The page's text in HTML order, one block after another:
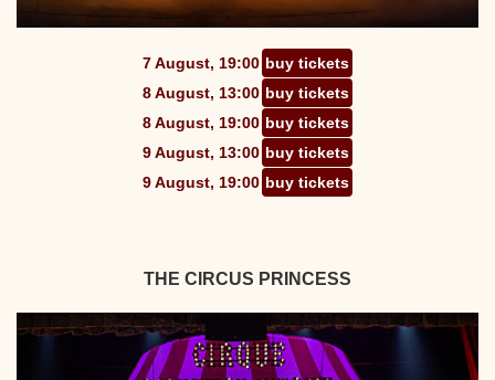
7 August, 19:00 buy tickets
8 August, 13:00 buy tickets
8 August, 19:00 buy tickets
9 August, 13:00 buy tickets
9 August, 19:00 buy tickets
THE CIRCUS PRINCESS